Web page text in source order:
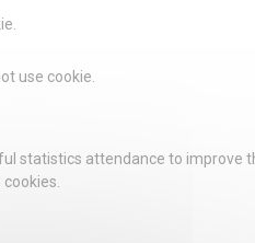
use cookie.
statistics attendance to improve